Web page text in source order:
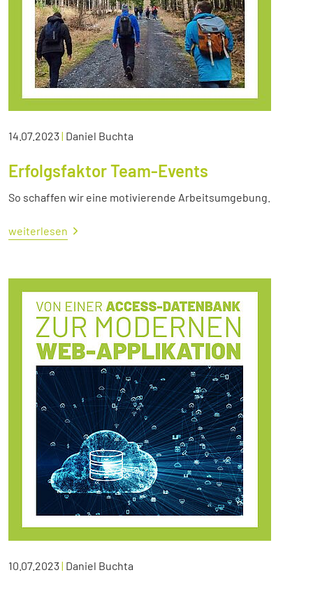
14.07.2023| Daniel Buchta
Erfolgsfaktor Team-Events
So schaffen wir eine motivierende Arbeitsumgebung.
weiterlesen
10.07.2023| Daniel Buchta